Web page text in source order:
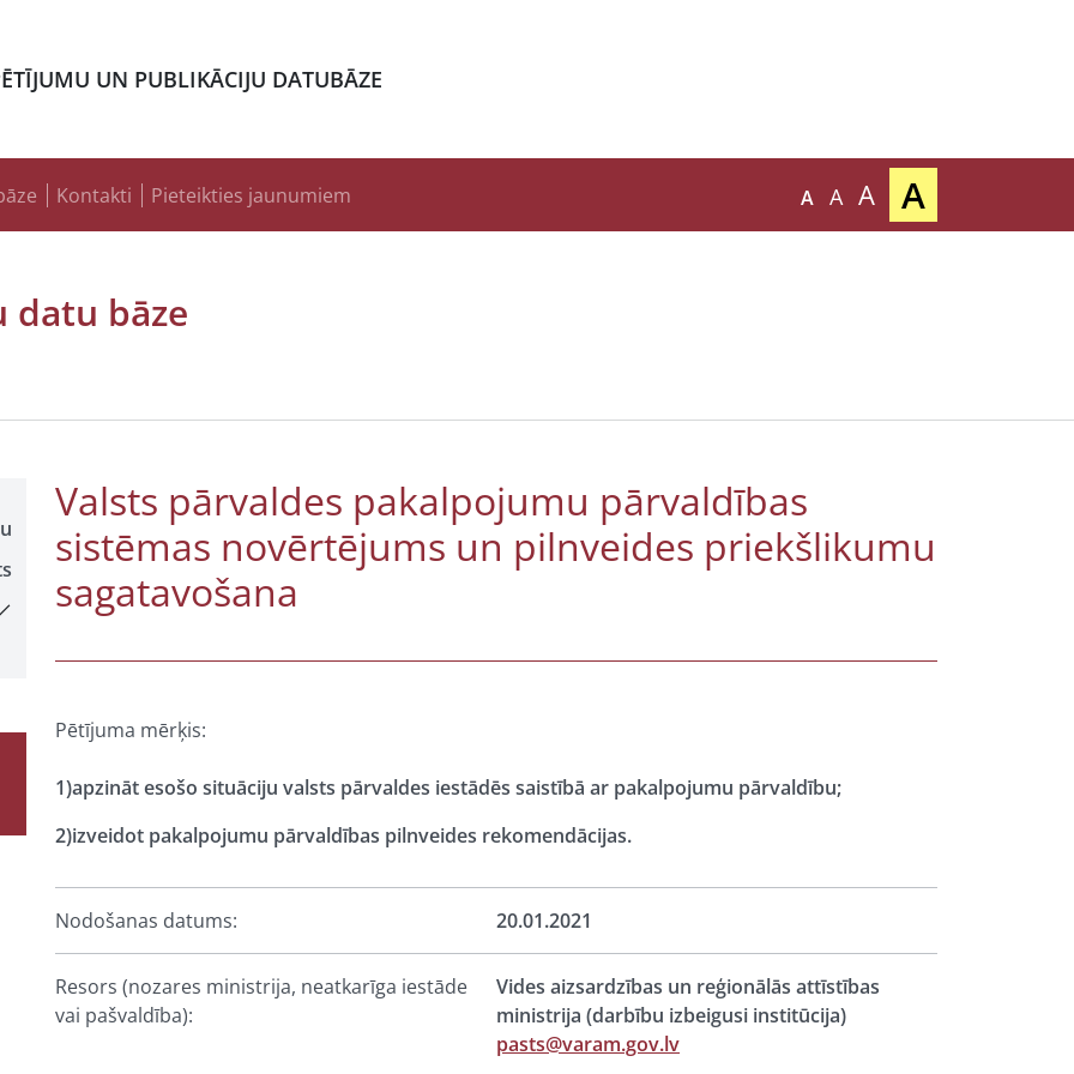
UN PUBLIKĀCIJU DATUBĀZE
Kontakti Pieteikties jaunumiem A A A A
datu bāze
Valsts pārvaldes pakalpojumu pārvaldības
sistēmas novērtējums un pilnveides priekšlikumu
sagatavošana
Pētījuma mērķis:
1)apzināt esošo situāciju valsts pārvaldes iestādēs saistībā ar pakalpojumu pārvaldību;
2)izveidot pakalpojumu pārvaldības pilnveides rekomendācijas.
Nodošanas datums: 20.01.2021
Resors (nozares ministrija, neatkarīga iestāde
vai pašvaldība):
Vides aizsardzības un reģionālās attīstības
ministrija (darbību izbeigusi institūcija)
pasts@varam.gov.lv